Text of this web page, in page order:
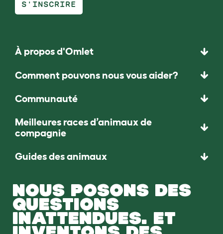
S'INSCRIRE
À propos d'Omlet
Comment pouvons nous vous aider?
Communauté
Meilleures races d’animaux de
compagnie
Guides des animaux
NOUS POSONS DES
QUESTIONS
INATTENDUES. ET